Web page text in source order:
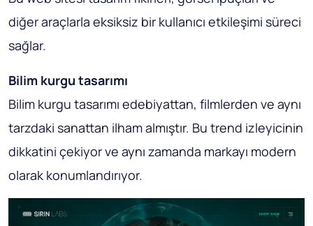
diğer araçlarla eksiksiz bir kullanıcı etkileşimi süreci
sağlar.
Bilim kurgu tasarımı
Bilim kurgu tasarımı edebiyattan, filmlerden ve aynı
tarzdaki sanattan ilham almıştır. Bu trend izleyicinin
dikkatini çekiyor ve aynı zamanda markayı modern
olarak konumlandırıyor.